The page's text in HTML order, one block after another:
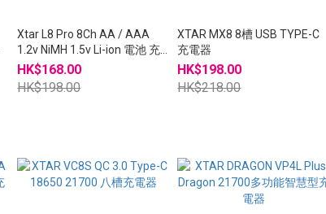
Xtar L8 Pro 8Ch AA / AAA
1.2v NiMH 1.5v Li-ion 電池 充
電器
HK$168.00
HK$198.00
XTAR MX8 8槽 USB TYPE-C
充電器
HK$198.00
HK$218.00